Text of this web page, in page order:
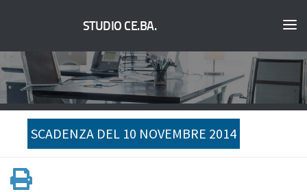
STUDIO CE.BA.
SCADENZA DEL 10 NOVEMBRE 2014